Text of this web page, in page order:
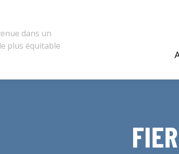
dans un
plus équitable
FIER